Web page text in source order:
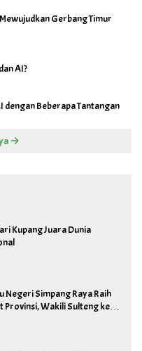
Gerbang Timur
AI?
dengan Beberapa Tantangan
Kupang Juara Dunia
Negeri Simpang Raya Raih
Provinsi, Wakili Sulteng ke